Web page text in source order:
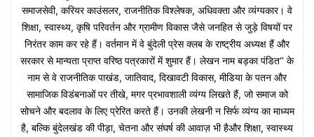
समाजसेवी, करियर काउंसलर, राजनीतिक विश्लेषक, अधिवक्ता और व्यंग्यकार। वे
शिक्षा, स्वास्थ्य, कृषि परिवर्तन और ग्रामीण विकास जैसे जनहित से जुड़े विषयों पर
निरंतर काम कर रहे हैं। वर्तमान में वे बुंदेली प्रेस क्लब के राष्ट्रीय अध्यक्ष हैं और
सरकार से मान्यता प्राप्त वरिष्ठ पत्रकारों में शुमार हैं। लेखन नाम बड़का पंडित‘’ के
नाम से वे राजनीतिक पाखंड, जातिवाद, दिखावटी विकास, मीडिया के पतन और
सामाजिक विडंबनाओं पर तीखे, मगर प्रभावशाली व्यंग्य लिखते हैं, जो समाज को
सोचने और बदलाव के लिए प्रेरित करते हैं। उनकी लेखनी न सिर्फ व्यंग्य का माध्यम
है, बल्कि बुंदेलखंड की पीड़ा, चेतना और संघर्ष की आवाज़ भी हैऔर शिक्षा, स्वास्थ्य